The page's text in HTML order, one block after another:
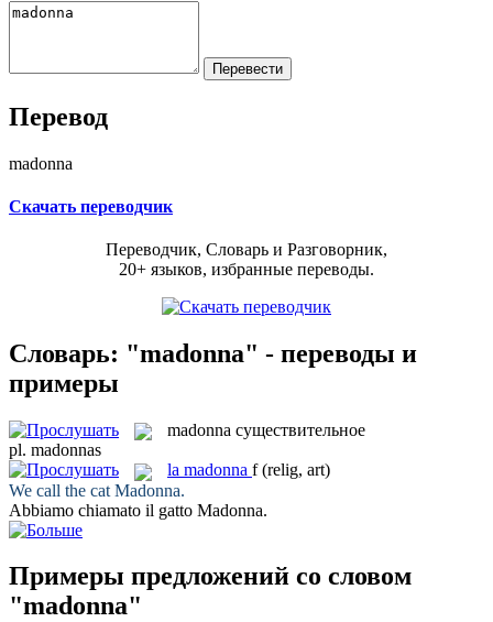
Перевод
madonna
Скачать переводчик
Переводчик, Словарь и Разговорник,
20+ языков, избранные переводы.
Словарь: "madonna" - переводы и
примеры
madonna существительное
pl. madonnas
la madonna f (relig, art)
We call the cat Madonna.
Abbiamo chiamato il gatto Madonna.
Примеры предложений со словом
"madonna"